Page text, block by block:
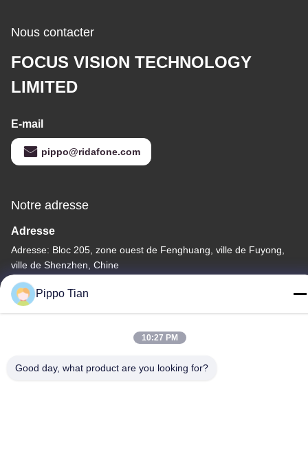
Nous contacter
FOCUS VISION TECHNOLOGY
LIMITED
E-mail
pippo@ridafone.com
Notre adresse
Adresse
Adresse: Bloc 205, zone ouest de Fenghuang, ville de Fuyong,
ville de Shenzhen, Chine
Télégramme
Pippo Tian
10:27 PM
Good day, what product are you looking for?